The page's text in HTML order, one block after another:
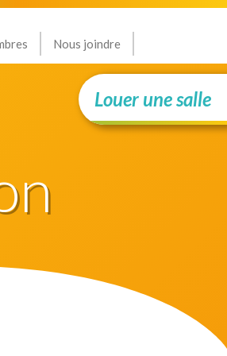
Nous joindre
Louer une salle